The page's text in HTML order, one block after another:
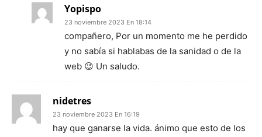
Yopispo
23 noviembre 2023 En 18:14
compañero, Por un momento me he perdido
y no sabía si hablabas de la sanidad o de la
web 😉 Un saludo.
nidetres
23 noviembre 2023 En 16:19
hay que ganarse la vida. ánimo que esto de los